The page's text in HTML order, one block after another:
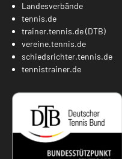
Landesverbände
tennis.de
trainer.tennis.de (DTB)
vereine.tennis.de
schiedsrichter.tennis.de
tennistrainer.de